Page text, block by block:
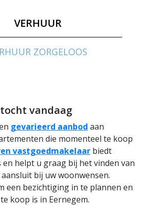
VERHUUR
ZORGELOOS
vandaag
gevarieerd aanbod aan
die momenteel te koop
vastgoedmakelaar biedt
helpt u graag bij het vinden van
bij uw woonwensen.
een bezichtiging in te plannen en
koop is in Eernegem.